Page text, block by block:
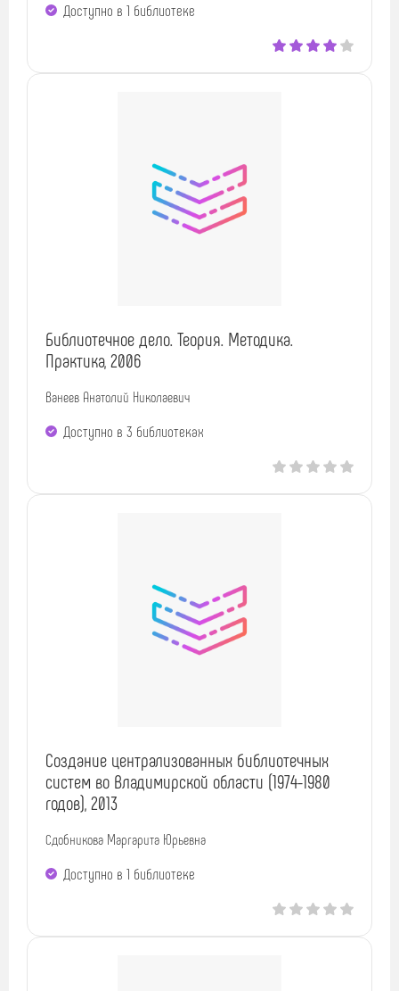
Доступно в 1 библиотекe
Библиотечное дело. Теория. Методика.
Практика, 2006
Ванеев Анатолий Николаевич
Доступно в 3 библиотеках
Создание централизованных библиотечных
систем во Владимирской области (1974-1980
годов), 2013
Сдобникова Маргарита Юрьевна
Доступно в 1 библиотекe